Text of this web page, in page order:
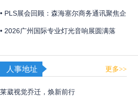
「视觉魔盒2026——光遇非遗」，带来非
遗文化与光影艺术的碰撞！
• PLS展会回顾：森海塞尔商务通讯聚焦企
业及教育解决方案
• 2026广州国际专业灯光音响展圆满落
核实力诠释极致声境
人事地址 更多>>
莱葳视觉乔迁，焕新前行